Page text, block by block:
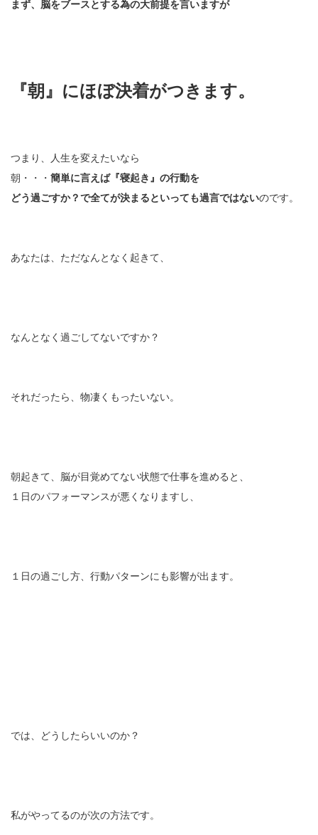
まず、脳をブースとする為の大前提を言いますが
『朝』にほぼ決着がつきます。
つまり、人生を変えたいなら
朝・・・ 簡単に言えば『寝起き』の行動を
どう過ごすか？で全てが決まるといっても過言ではないのです。
あなたは、ただなんとなく起きて、
なんとなく過ごしてないですか？
それだったら、物凄くもったいない。
朝起きて、脳が目覚めてない状態で仕事を進めると、
１日のパフォーマンスが悪くなりますし、
１日の過ごし方、行動パターンにも影響が出ます。
では、どうしたらいいのか？
私がやってるのが次の方法です。